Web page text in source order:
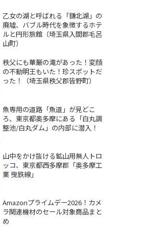
乙女の湖と呼ばれる「鎌北湖」の
廃墟、バブル時代を象徴するホテ
ルと円形旅館（埼玉県入間郡毛呂
山町）
秩父にも華厳の滝があった！変顔
の不動明王もいた！珍スポットだ
った！（埼玉県秩父郡皆野町）
魚専用の道路「魚道」が見どこ
ろ、東京都奥多摩にある「白丸調
整池/白丸ダム」の内部に潜入！
山中をかけ抜ける鉱山用無人トロ
ッコ、東京都西多摩郡「奥多摩工
業 曳鉄線」
Amazonプライムデー2026！カメ
ラ関連機材のセール対象商品まと
め